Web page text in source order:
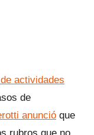
actividades
de
anunció que